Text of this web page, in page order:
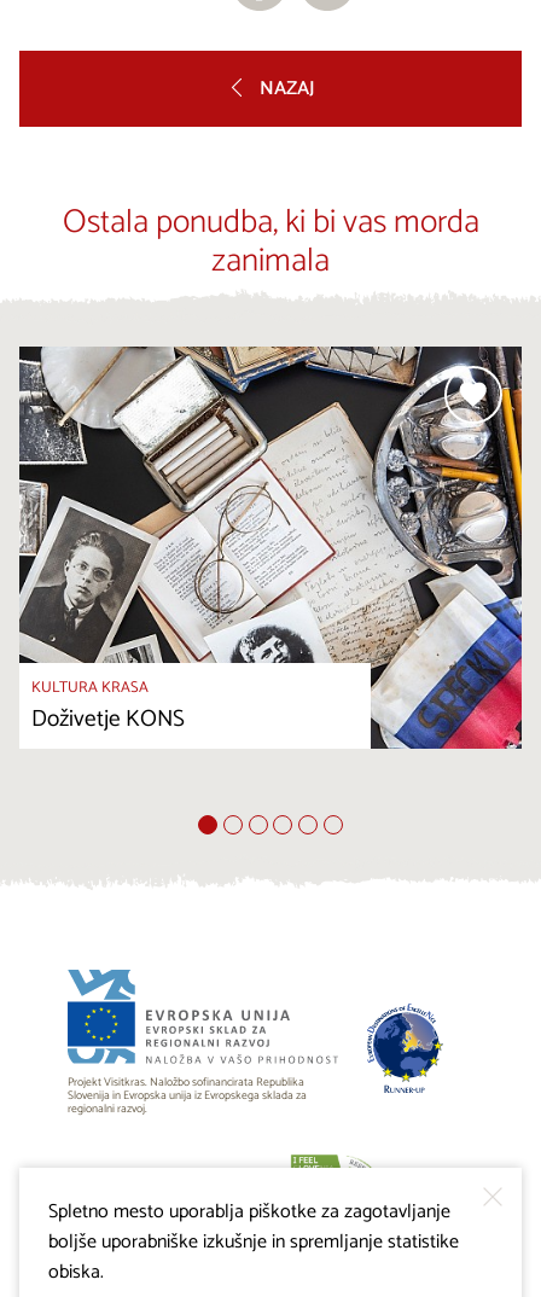
NAZAJ
Ostala ponudba, ki bi vas morda
zanimala
KULTURA KRASA
Doživetje KONS
Projekt Visitkras. Naložbo sofinancirata Republika
Slovenija in Evropska unija iz Evropskega sklada za
regionalni razvoj.
Spletno mesto uporablja piškotke za zagotavljanje
boljše uporabniške izkušnje in spremljanje statistike
obiska.